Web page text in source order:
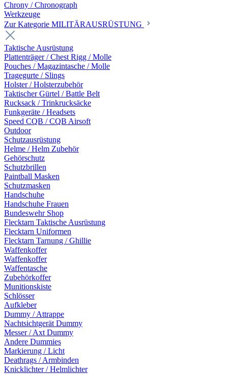
Chrony / Chronograph
Werkzeuge
Zur Kategorie MILITÄRAUSRÜSTUNG
Taktische Ausrüstung
Plattenträger / Chest Rigg / Molle
Pouches / Magazintasche / Molle
Tragegurte / Slings
Holster / Holsterzubehör
Taktischer Gürtel / Battle Belt
Rucksack / Trinkrucksäcke
Funkgeräte / Headsets
Speed CQB / CQB Airsoft
Outdoor
Schutzausrüstung
Helme / Helm Zubehör
Gehörschutz
Schutzbrillen
Paintball Masken
Schutzmasken
Handschuhe
Handschuhe Frauen
Bundeswehr Shop
Flecktarn Taktische Ausrüstung
Flecktarn Uniformen
Flecktarn Tarnung / Ghillie
Waffenkoffer
Waffenkoffer
Waffentasche
Zubehörkoffer
Munitionskiste
Schlösser
Aufkleber
Dummy / Attrappe
Nachtsichtgerät Dummy
Messer / Axt Dummy
Andere Dummies
Markierung / Licht
Deathrags / Armbinden
Knicklichter / Helmlichter